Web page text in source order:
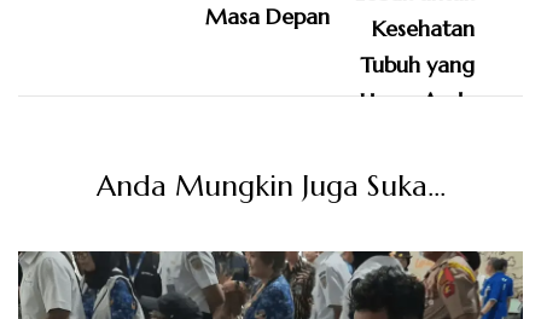
Masa Depan
Anda Mungkin Juga Suka...